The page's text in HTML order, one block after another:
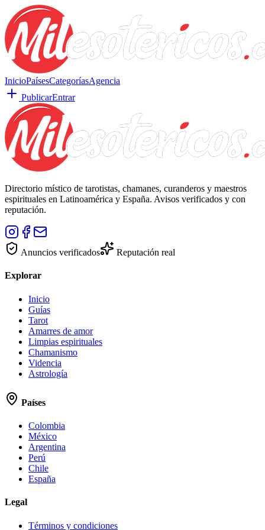
InicioPaísesCategoríasAgencia
PublicarEntrar
Directorio místico de tarotistas, chamanes, curanderos y maestros
espirituales en Latinoamérica y España. Avisos verificados y con
reputación.
Anuncios verificados Reputación real
Explorar
Inicio
Guías
Tarot
Amarres de amor
Limpias espirituales
Chamanismo
Videncia
Astrología
Países
Colombia
México
Argentina
Perú
Chile
España
Legal
Términos y condiciones